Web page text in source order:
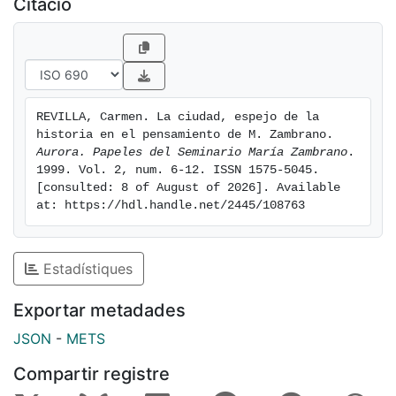
humano en el orden de lo real constituye el fondo en
el que se proyectan sus preocupaciones teóricas.
Citació
REVILLA, Carmen. La ciudad, espejo de la
Aurora. Papeles del Seminario María Zambrano .
1999. Vol. 2, num. 6-12. ISSN 1575-5045.
[consulted: 8 of August of 2026]. Available
at: https://hdl.handle.net/2445/108763
Estadístiques
Exportar metadades
JSON - METS
Compartir registre